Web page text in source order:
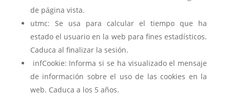
de página vista.
utmc: Se usa para calcular el tiempo que ha
estado el usuario en la web para fines estadísticos.
Caduca al finalizar la sesión.
infCookie: Informa si se ha visualizado el mensaje
de información sobre el uso de las cookies en la
web. Caduca a los 5 años.